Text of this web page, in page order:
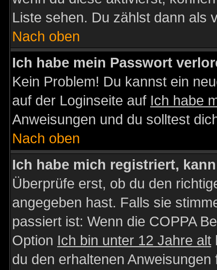
Liste sehen. Du zählst dann als
Nach oben
Ich habe mein Passwort
Kein Problem! Du kannst ein
auf der Loginseite auf Ich habe
Anweisungen und du solltest
Nach oben
Ich habe mich registriert,
Überprüfe erst, ob du den
angegeben hast. Falls sie
passiert ist: Wenn die COPPA
Option Ich bin unter 12 Jahre alt
du den erhaltenen